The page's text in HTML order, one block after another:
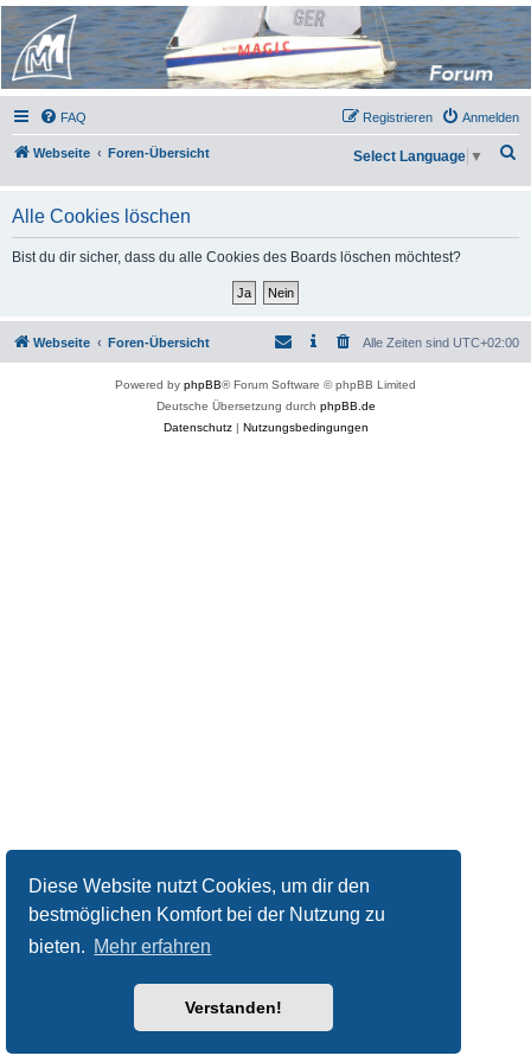
Diese Website nutzt Cookies, um dir den
bestmöglichen Komfort bei der Nutzung zu
bieten. Mehr erfahren
Verstanden!
Micro Magic Forum
Deutschland
FAQ Anmelden
Registrieren
Webseite Foren-Übersicht
h
Select Language ▼
Alle Cookies löschen
Bist du dir sicher, dass du alle Cookies des Boards löschen möchtest?
Webseite Foren-Übersicht Alle Zeiten sind UTC+02:00
Powered by phpBB® Forum Software © phpBB Limited
Deutsche Übersetzung durch phpBB.de
Datenschutz| Nutzungsbedingungen